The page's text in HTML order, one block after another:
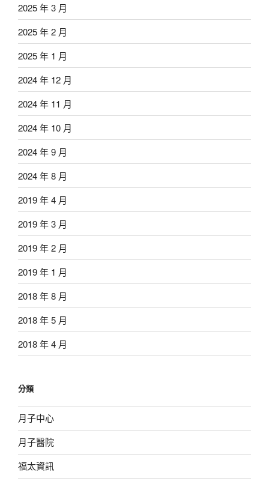
2025 年 3 月
2025 年 2 月
2025 年 1 月
2024 年 12 月
2024 年 11 月
2024 年 10 月
2024 年 9 月
2024 年 8 月
2019 年 4 月
2019 年 3 月
2019 年 2 月
2019 年 1 月
2018 年 8 月
2018 年 5 月
2018 年 4 月
分類
月子中心
月子醫院
福太資訊